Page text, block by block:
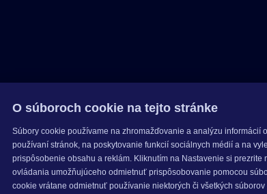
O súboroch cookie na tejto stránke
Súbory cookie používame na zhromažďovanie a analýzu informácií
používaní stránok, na poskytovanie funkcií sociálnych médií a na
prispôsobenie obsahu a reklám. Kliknutím na Nastavenie si prezrite
ovládania umožňujúceho odmietnuť prispôsobovanie pomocou
cookie vrátane odmietnuť používanie niektorých či všetkých